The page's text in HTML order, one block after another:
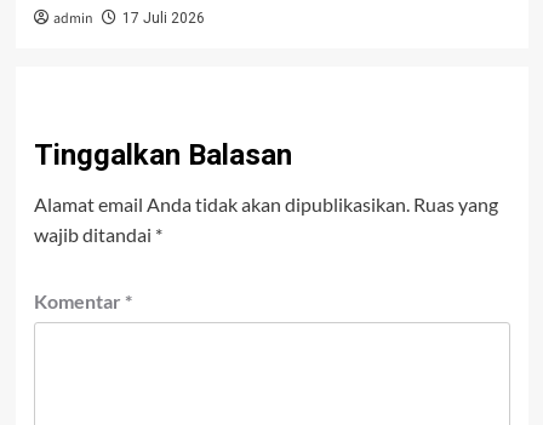
admin 17 Juli 2026
Tinggalkan Balasan
Alamat email Anda tidak akan dipublikasikan. Ruas yang
wajib ditandai *
Komentar *